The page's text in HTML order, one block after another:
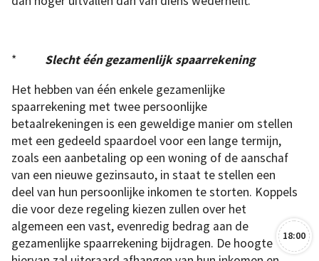
* Slecht één gezamenlijk spaarrekening
Het hebben van één enkele gezamenlijke
spaarrekening met twee persoonlijke
betaalrekeningen is een geweldige manier om stellen
met een gedeeld spaardoel voor een lange termijn,
zoals een aanbetaling op een woning of de aanschaf
van een nieuwe gezinsauto, in staat te stellen een
deel van hun persoonlijke inkomen te storten. Koppels
die voor deze regeling kiezen zullen over het
algemeen een vast, evenredig bedrag aan de
gezamenlijke spaarrekening bijdragen. De hoogte
18:00